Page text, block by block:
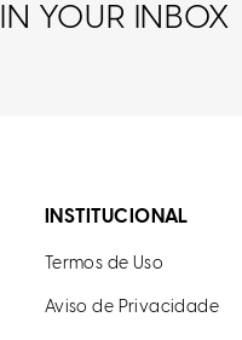
IN YOUR INBOX
INSTITUCIONAL
Termos de Uso
Aviso de Privacidade